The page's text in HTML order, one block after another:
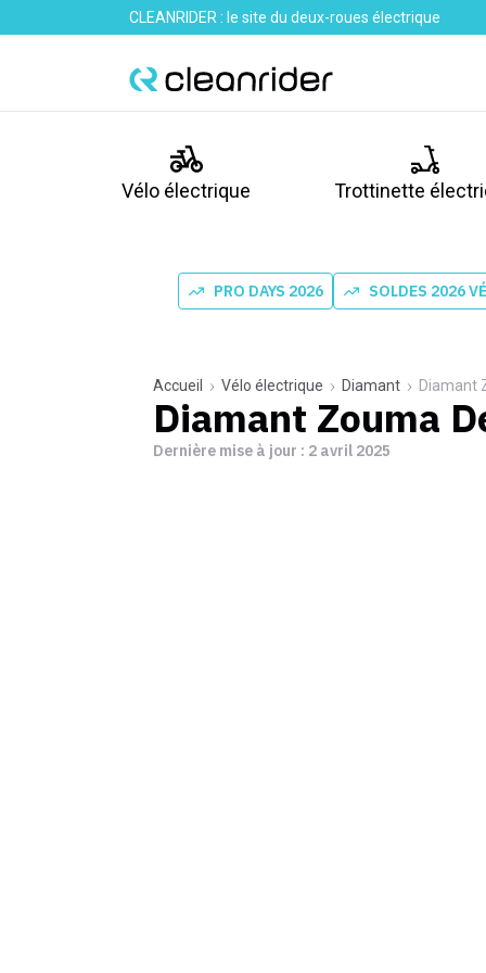
CLEANRIDER : le site du deux-roues électrique
Vélo électrique Trottinette
PRO DAYS 2026 SOLDES 2026
Accueil Vélo électrique Diamant Diamant
Diamant Zouma
Dernière mise à jour : 2 avril 2025